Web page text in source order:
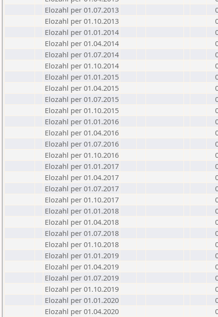
Elozahl per 01.07.2013
Elozahl per 01.10.2013
Elozahl per 01.01.2014
Elozahl per 01.04.2014
Elozahl per 01.07.2014
Elozahl per 01.10.2014
Elozahl per 01.01.2015
Elozahl per 01.04.2015
Elozahl per 01.07.2015
Elozahl per 01.10.2015
Elozahl per 01.01.2016
Elozahl per 01.04.2016
Elozahl per 01.07.2016
Elozahl per 01.10.2016
Elozahl per 01.01.2017
Elozahl per 01.04.2017
Elozahl per 01.07.2017
Elozahl per 01.10.2017
Elozahl per 01.01.2018
Elozahl per 01.04.2018
Elozahl per 01.07.2018
Elozahl per 01.10.2018
Elozahl per 01.01.2019
Elozahl per 01.04.2019
Elozahl per 01.07.2019
Elozahl per 01.10.2019
Elozahl per 01.01.2020
Elozahl per 01.04.2020